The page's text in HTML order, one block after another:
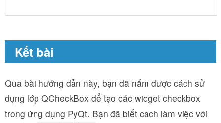
Kết bài
Qua bài hướng dẫn này, bạn đã nắm được cách sử
dụng lớp QCheckBox để tạo các widget checkbox
trong ứng dụng PyQt. Bạn đã biết cách làm việc với